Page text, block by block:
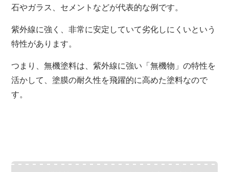
石やガラス、セメントなどが代表的な例です。
紫外線に強く、非常に安定していて劣化しにくいという
特性があります。
つまり、無機塗料は、紫外線に強い「無機物」の特性を
活かして、塗膜の耐久性を飛躍的に高めた塗料なので
す。